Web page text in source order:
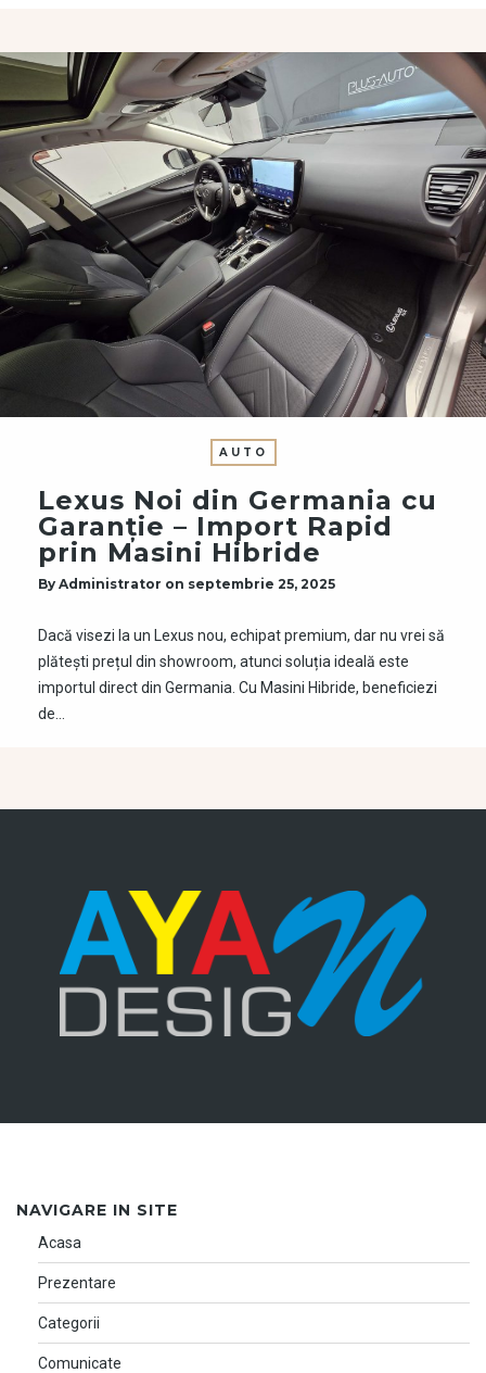
AUTO
Lexus Noi din Germania cu
Garanție – Import Rapid
prin Masini Hibride
By Administrator on septembrie 25, 2025
Dacă visezi la un Lexus nou, echipat premium, dar nu vrei să
plătești prețul din showroom, atunci soluția ideală este
importul direct din Germania. Cu Masini Hibride, beneficiezi
de…
NAVIGARE IN SITE
Acasa
Prezentare
Categorii
Comunicate